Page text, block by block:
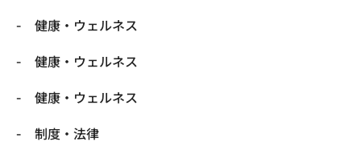
健康・ウェルネス
健康・ウェルネス
健康・ウェルネス
制度・法律